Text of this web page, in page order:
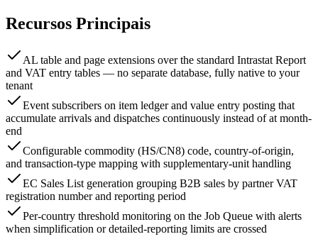
Recursos Principais
AL table and page extensions over the standard Intrastat Report
and VAT entry tables — no separate database, fully native to your
tenant
Event subscribers on item ledger and value entry posting that
accumulate arrivals and dispatches continuously instead of at month-
end
Configurable commodity (HS/CN8) code, country-of-origin,
and transaction-type mapping with supplementary-unit handling
EC Sales List generation grouping B2B sales by partner VAT
registration number and reporting period
Per-country threshold monitoring on the Job Queue with alerts
when simplification or detailed-reporting limits are crossed